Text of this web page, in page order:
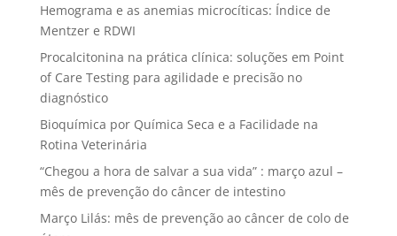
Hemograma e as anemias microcíticas: Índice de
Mentzer e RDWI
Procalcitonina na prática clínica: soluções em Point
of Care Testing para agilidade e precisão no
diagnóstico
Bioquímica por Química Seca e a Facilidade na
Rotina Veterinária
“Chegou a hora de salvar a sua vida” : março azul –
mês de prevenção do câncer de intestino
Março Lilás: mês de prevenção ao câncer de colo de